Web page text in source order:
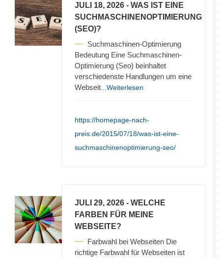
JULI 18, 2026 - WAS IST EINE
SUCHMASCHINENOPTIMIERUNG
(SEO)?
Suchmaschinen-Optimierung
Bedeutung Eine Suchmaschinen-
Optimierung (Seo) beinhaltet
verschiedenste Handlungen um eine
Webseit ...Weiterlesen
https://homepage-nach-
preis.de/2015/07/18/was-ist-eine-
suchmaschinenoptimierung-seo/
JULI 29, 2026 - WELCHE
FARBEN FÜR MEINE
WEBSEITE?
Farbwahl bei Webseiten Die
richtige Farbwahl für Webseiten ist